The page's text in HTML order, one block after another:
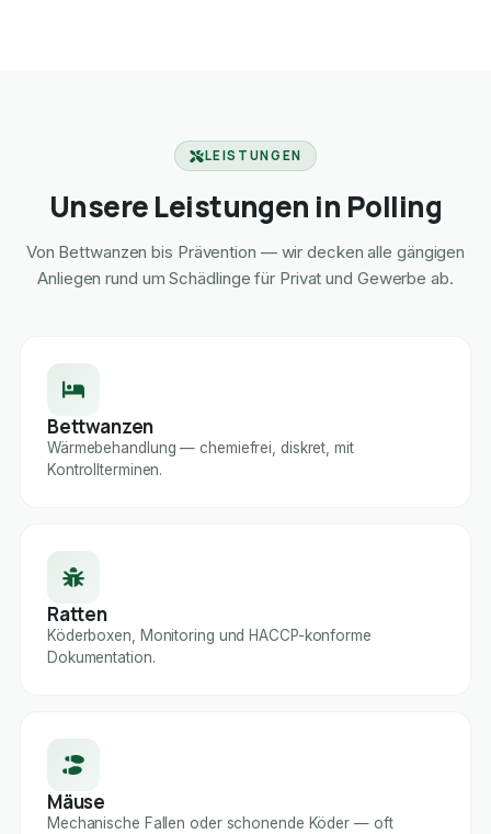
LEISTUNGEN
Unsere Leistungen in Polling
Von Bettwanzen bis Prävention — wir decken alle gängigen
Anliegen rund um Schädlinge für Privat und Gewerbe ab.
Bettwanzen
Wärmebehandlung — chemiefrei, diskret, mit
Kontrollterminen.
Ratten
Köderboxen, Monitoring und HACCP-konforme
Dokumentation.
Mäuse
Mechanische Fallen oder schonende Köder — oft